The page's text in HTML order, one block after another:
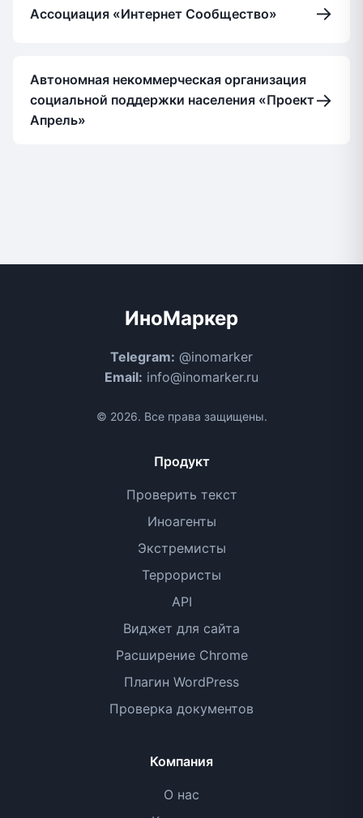
Ассоциация «Интернет Сообщество» →
Автономная некоммерческая организация
социальной поддержки населения «Проект
Апрель»
→
ИноМаркер
Telegram: @inomarker
Email: info@inomarker.ru
© 2026. Все права защищены.
Продукт
Проверить текст
Иноагенты
Экстремисты
Террористы
API
Виджет для сайта
Расширение Chrome
Плагин WordPress
Проверка документов
Компания
О нас